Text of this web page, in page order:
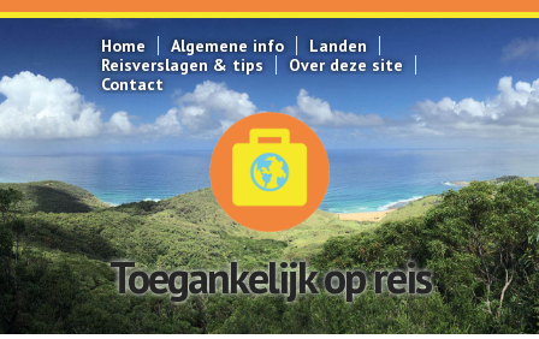
Overslaan en naar de inhoud gaan
Home
Algemene info
Landen
Reisverslagen & tips
Over deze site
Contact
Toegankelijk op reis